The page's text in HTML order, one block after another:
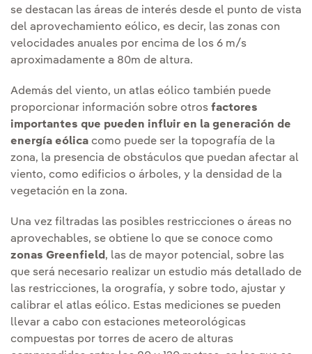
se destacan las áreas de interés desde el punto de vista
del aprovechamiento eólico, es decir, las zonas con
velocidades anuales por encima de los 6 m/s
aproximadamente a 80m de altura.
Además del viento, un atlas eólico también puede
proporcionar información sobre otros factores
importantes que pueden influir en la generación de
energía eólica como puede ser la topografía de la
zona, la presencia de obstáculos que puedan afectar al
viento, como edificios o árboles, y la densidad de la
vegetación en la zona.
Una vez filtradas las posibles restricciones o áreas no
aprovechables, se obtiene lo que se conoce como
zonas Greenfield , las de mayor potencial, sobre las
que será necesario realizar un estudio más detallado de
las restricciones, la orografía, y sobre todo, ajustar y
calibrar el atlas eólico. Estas mediciones se pueden
llevar a cabo con estaciones meteorológicas
compuestas por torres de acero de alturas